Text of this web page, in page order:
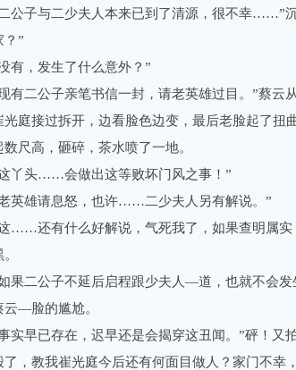
子与二少夫人本来已到了清源，很不幸……”沉
？”
，发生了什么意外？”
二公子亲笔书信一封，请老英雄过目。”蔡云从
接过拆开，边看脸色边变，最后老脸起了扭
数尺高，砸碎，茶水喷了一地。
头……会做出这等败坏门风之事！”
雄请息怒，也许……二少夫人另有解说。”
还有什么好解说，气死我了，如果查明属实
二公子不延后启程跟少夫人—道，也就不会
—脸的尴尬。
早已存在，迟早还是会揭穿这丑闻。”砰！又
了，教我崔光庭今后还有何面目做人？家门不幸